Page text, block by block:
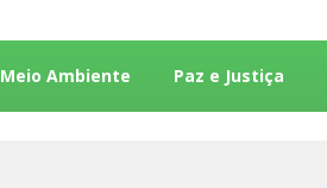
Meio Ambiente Paz e Justiça